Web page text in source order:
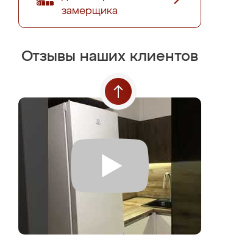
замерщика
Отзывы наших клиентов